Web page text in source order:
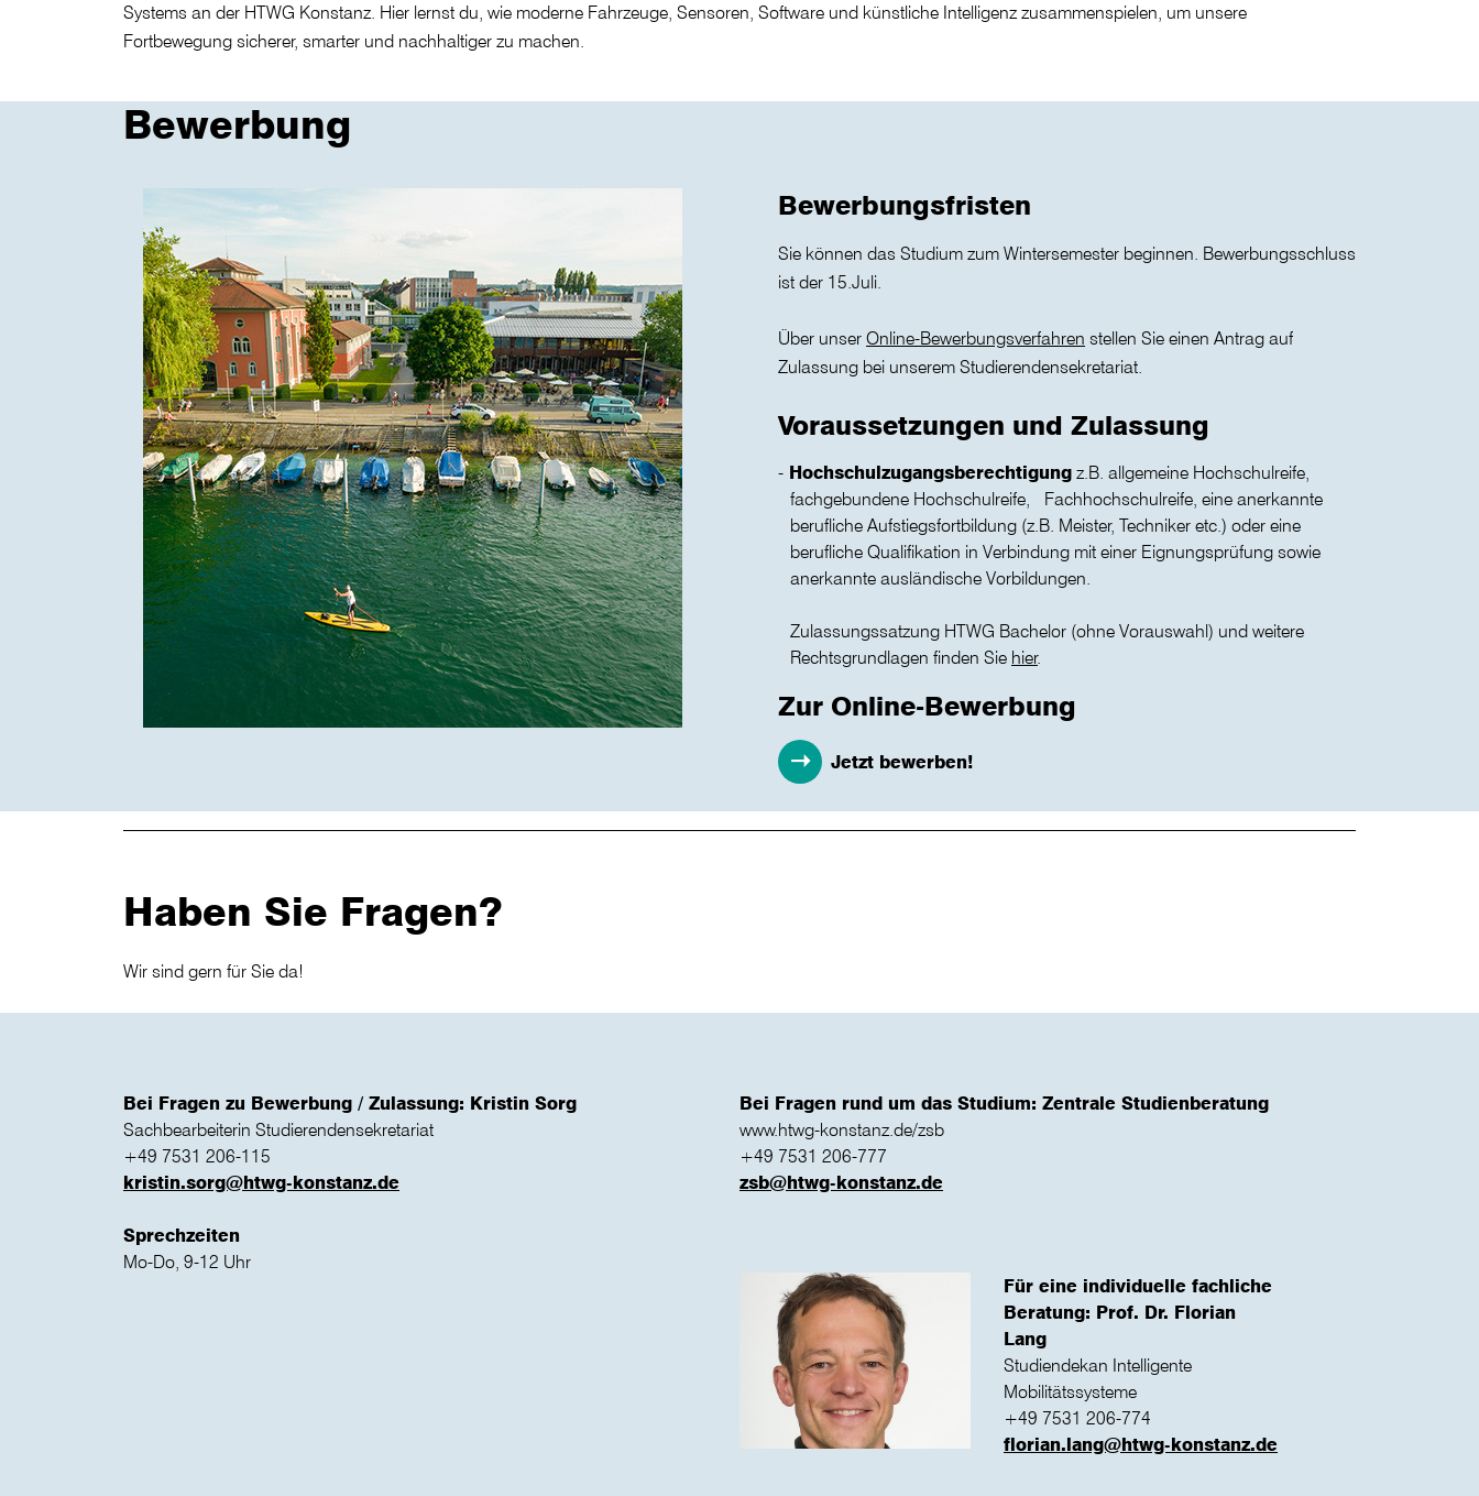
Systems an der HTWG Konstanz. Hier lernst du, wie moderne Fahrzeuge, Sensoren, Software und künstliche Intelligenz zusammenspielen, um unsere
Fortbewegung sicherer, smarter und nachhaltiger zu machen.
Bewerbung
Bewerbungsfristen
Sie können das Studium zum Wintersemester beginnen. Bewerbungsschluss
ist der 15.Juli.
Über unser Online-Bewerbungsverfahren stellen Sie einen Antrag auf
Zulassung bei unserem Studierendensekretariat.
Voraussetzungen und Zulassung
Hochschulzugangsberechtigung z.B. allgemeine Hochschulreife,
fachgebundene Hochschulreife, Fachhochschulreife, eine anerkannte
berufliche Aufstiegsfortbildung (z.B. Meister, Techniker etc.) oder eine
berufliche Qualifikation in Verbindung mit einer Eignungsprüfung sowie
anerkannte ausländische Vorbildungen.
Zulassungssatzung HTWG Bachelor (ohne Vorauswahl) und weitere
Rechtsgrundlagen finden Sie hier.
Zur Online-Bewerbung
Jetzt bewerben!
Haben Sie Fragen?
Wir sind gern für Sie da!
Bei Fragen zu Bewerbung / Zulassung: Kristin Sorg
Sachbearbeiterin Studierendensekretariat
+49 7531 206-115
kristin.sorg@htwg-konstanz.de
Sprechzeiten
Mo-Do, 9-12 Uhr
Bei Fragen rund um das Studium: Zentrale Studienberatung
www.htwg-konstanz.de/zsb
+49 7531 206-777
zsb@htwg-konstanz.de
Für eine individuelle fachliche
Beratung: Prof. Dr. Florian
Lang
Studiendekan Intelligente
Mobilitätssysteme
+49 7531 206-774
florian.lang@htwg-konstanz.de